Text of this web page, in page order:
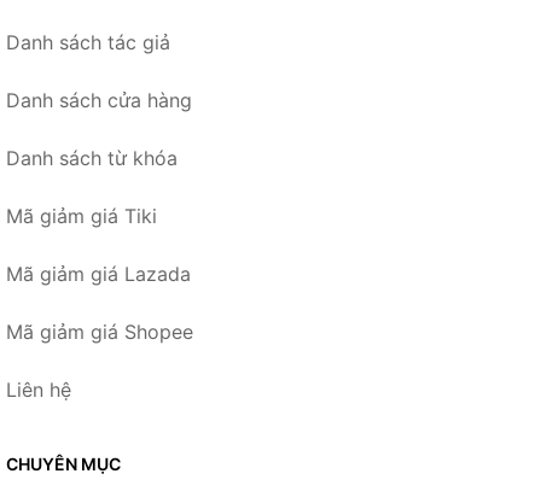
Danh sách tác giả
Danh sách cửa hàng
Danh sách từ khóa
Mã giảm giá Tiki
Mã giảm giá Lazada
Mã giảm giá Shopee
Liên hệ
CHUYÊN MỤC